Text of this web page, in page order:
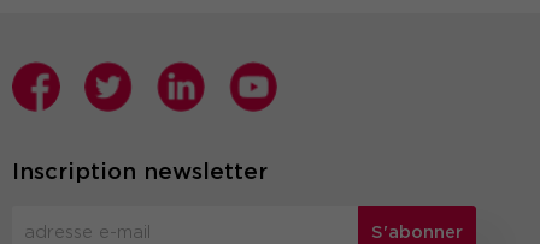
Inscription newsletter
S'abonner